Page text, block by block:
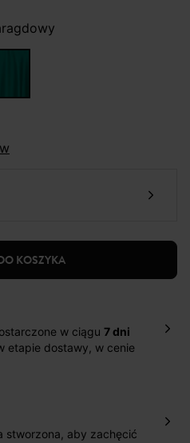
KOSZYKA
w ciągu 7 dni
etapie dostawy, w cenie
Ciebie paczkomatu , a
stworzona, aby zachęcić